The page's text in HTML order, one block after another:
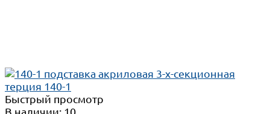
Быстрый просмотр
В наличии: 10